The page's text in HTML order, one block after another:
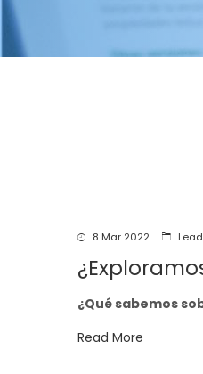
de
8 Mar 2022
¿Qué sabemos
Read More